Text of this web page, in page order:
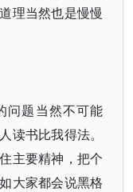
理当然也是慢慢
问题当然不可能
读书比我得法。
主要精神，把个
大家都会说黑格